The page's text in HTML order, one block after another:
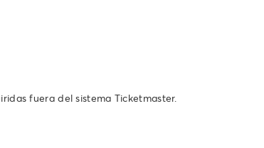
fuera del sistema Ticketmaster.